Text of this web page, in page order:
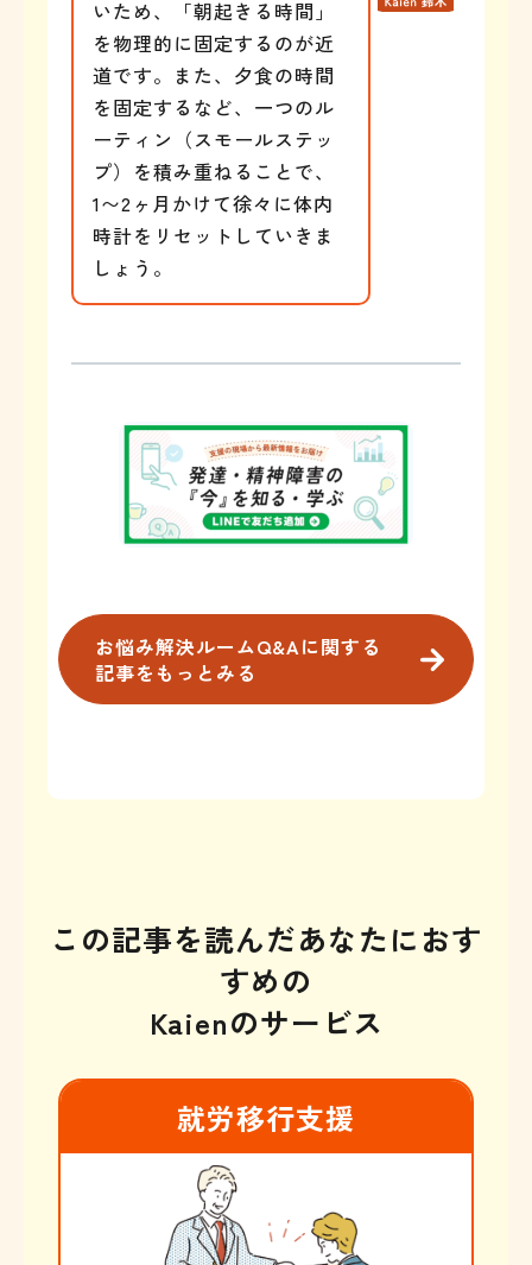
いため、「朝起きる時間」
を物理的に固定するのが近
道です。また、夕食の時間
を固定するなど、一つのル
ーティン（スモールステッ
プ）を積み重ねることで、
1〜2ヶ月かけて徐々に体内
時計をリセットしていきま
しょう。
お悩み解決ルームQ&Aに関する
記事をもっとみる
この記事を読んだあなたにおす
すめの
Kaienのサービス
就労移行支援